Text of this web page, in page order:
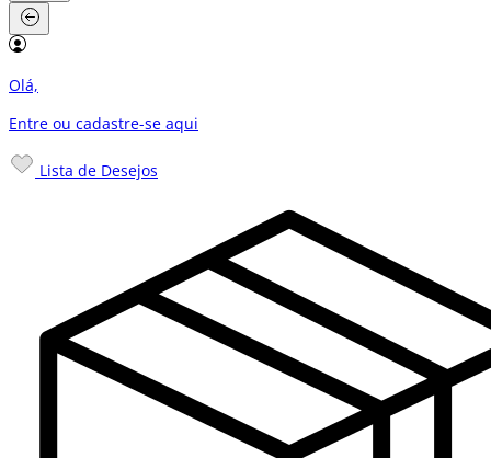
Olá,
Entre ou cadastre-se aqui
Lista de Desejos